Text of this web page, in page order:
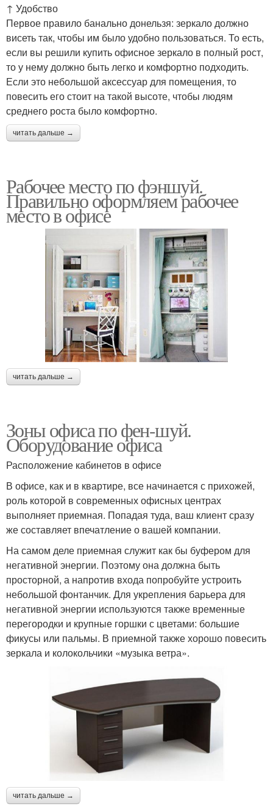
↑ Удобство
Первое правило банально донельзя: зеркало должно
висеть так, чтобы им было удобно пользоваться. То есть,
если вы решили купить офисное зеркало в полный рост,
то у нему должно быть легко и комфортно подходить.
Если это небольшой аксессуар для помещения, то
повесить его стоит на такой высоте, чтобы людям
среднего роста было комфортно.
читать дальше →
Рабочее место по фэншуй.
Правильно оформляем рабочее
место в офисе
читать дальше →
Зоны офиса по фен-шуй.
Оборудование офиса
Расположение кабинетов в офисе
В офисе, как и в квартире, все начинается с прихожей,
роль которой в современных офисных центрах
выполняет приемная. Попадая туда, ваш клиент сразу
же составляет впечатление о вашей компании.
На самом деле приемная служит как бы буфером для
негативной энергии. Поэтому она должна быть
просторной, а напротив входа попробуйте устроить
небольшой фонтанчик. Для укрепления барьера для
негативной энергии используются также временные
перегородки и крупные горшки с цветами: большие
фикусы или пальмы. В приемной также хорошо повесить
зеркала и колокольчики «музыка ветра».
читать дальше →